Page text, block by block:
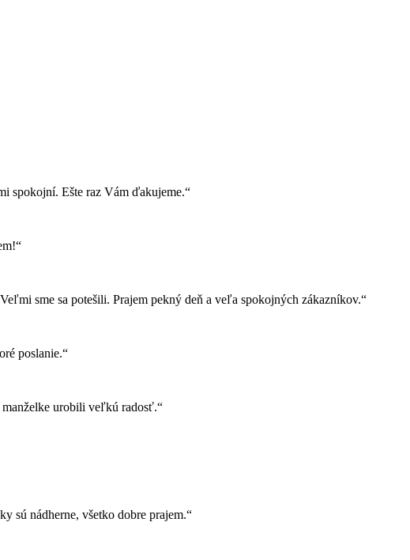
spokojní. Ešte raz Vám ďakujeme.“
sme sa potešili. Prajem pekný deň a veľa spokojných zákazníkov.“
poslanie.“
manželke urobili veľkú radosť.“
sú nádherne, všetko dobre prajem.“